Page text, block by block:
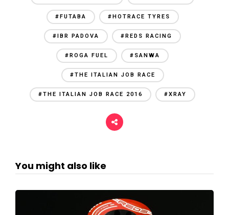
#FUTABA #HOTRACE TYRES
#IBR PADOVA #REDS RACING
#ROGA FUEL #SANWA
#THE ITALIAN JOB RACE
#THE ITALIAN JOB RACE 2016 #XRAY
You might also like